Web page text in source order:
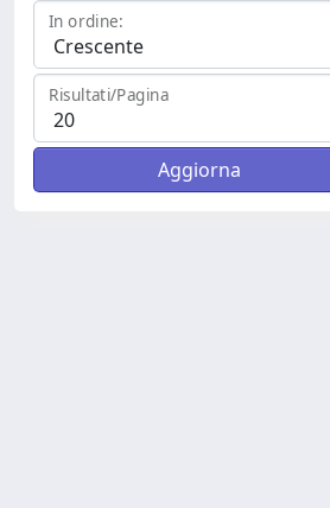
In ordine:
Risultati/Pagina